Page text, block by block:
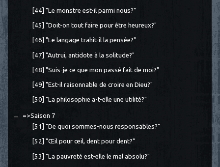
[44] "Le monstre est-il parmi nous?"
[45] "Doit-on tout faire pour être heureux?"
[46] "Le langage trahit-il la pensée?"
[47] "Autrui, antidote à la solitude?"
[48] "Suis-je ce que mon passé fait de moi?"
[49] "Est-il raisonnable de croire en Dieu?"
[50] "La philosophie a-t-elle une utilité?"
=>Saison 7
[51] "De quoi sommes-nous responsables?"
[52] "Œil pour œil, dent pour dent?"
[53] "La pauvreté est-elle le mal absolu?"